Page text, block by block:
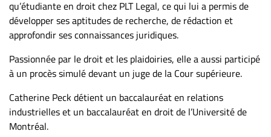
FAQ
Politique de
confidentialité
qu’étudiante en droit chez PLT Legal, ce qui lui a permis de
développer ses aptitudes de recherche, de rédaction et
approfondir ses connaissances juridiques.
Passionnée par le droit et les plaidoiries, elle a aussi participé
à un procès simulé devant un juge de la Cour supérieure.
Catherine Peck détient un baccalauréat en relations
industrielles et un baccalauréat en droit de l’Université de
Montréal.